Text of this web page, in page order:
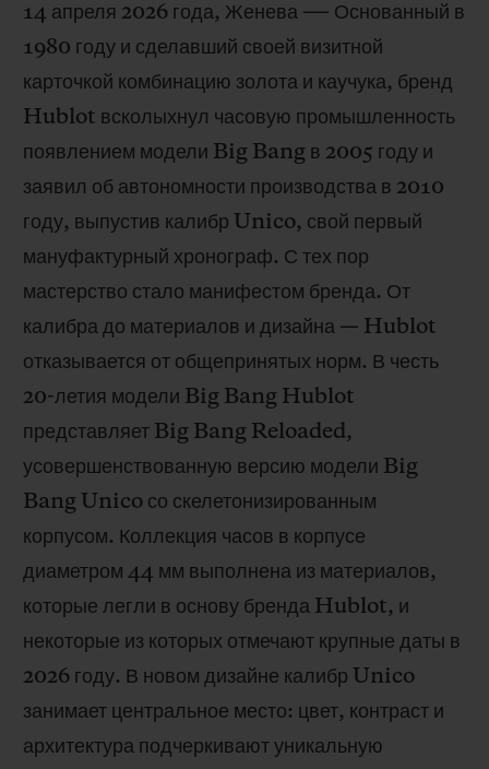
14 апреля 2026 года, Женева ― Основанный в
1980 году и сделавший своей визитной
карточкой комбинацию золота и каучука, бренд
Hublot всколыхнул часовую промышленность
появлением модели Big Bang в 2005 году и
заявил об автономности производства в 2010
году, выпустив калибр Unico, свой первый
мануфактурный хронограф. С тех пор
мастерство стало манифестом бренда. От
калибра до материалов и дизайна — Hublot
отказывается от общепринятых норм. В честь
20-летия модели Big Bang Hublot
представляет Big Bang Reloaded,
усовершенствованную версию модели Big
Bang Unico со скелетонизированным
корпусом. Коллекция часов в корпусе
диаметром 44 мм выполнена из материалов,
которые легли в основу бренда Hublot, и
некоторые из которых отмечают крупные даты в
2026 году. В новом дизайне калибр Unico
занимает центральное место: цвет, контраст и
архитектура подчеркивают уникальную
БЕСПЛАТНАЯ ДОСТАВКА И ВОЗВРАТ
ПОДАРОЧНЫЙ ЧЕХОЛ
КОНТАКТЫ
НАЙТИ БУТИК